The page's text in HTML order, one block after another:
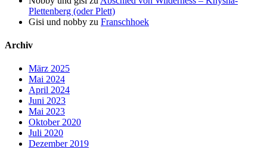
Plettenberg (oder Plett)
Gisi und nobby zu Franschhoek
Archiv
März 2025
Mai 2024
April 2024
Juni 2023
Mai 2023
Oktober 2020
Juli 2020
Dezember 2019